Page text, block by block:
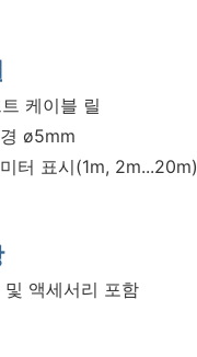
케이블 릴
ø5mm
터 표시(1m, 2m...20m)
액세서리 포함